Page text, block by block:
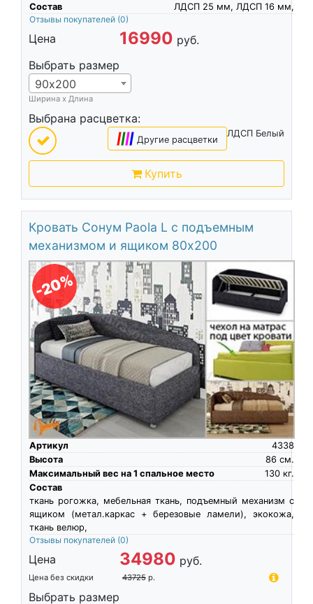
Состав
ЛДСП 25 мм, ЛДСП 16 мм,
Отзывы покупателей (0)
Цена 16990 руб.
Выбрать размер
90х200
Ширина х Длина
Выбрана расцветка:
ЛДСП Белый
|||| Другие расцветки
Купить
Кровать Сонум Paola L с подъемным
механизмом и ящиком 80х200
-20%
Артикул
4338
Высота
см.
86
Максимальный вес на 1 спальное место
кг.
130
Состав
ткань рогожка, мебельная ткань, подъемный механизм с
ящиком (метал.каркас + березовые ламели), экокожа,
ткань велюр,
Отзывы покупателей (0)
Цена 34980 руб.
Цена без скидки 43725 р.
Выбрать размер